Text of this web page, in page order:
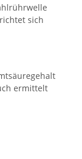
sich
ermittelt